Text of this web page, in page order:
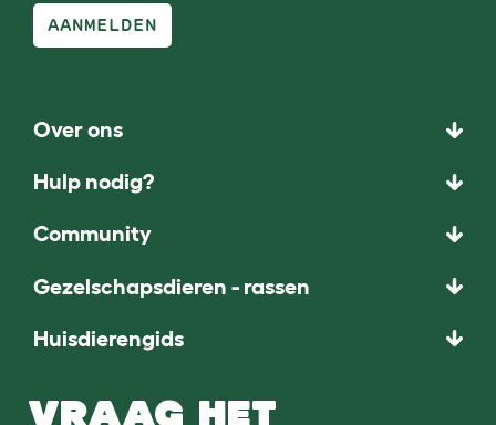
AANMELDEN
Over ons
Hulp nodig?
Community
Gezelschapsdieren - rassen
Huisdierengids
VRAAG HET